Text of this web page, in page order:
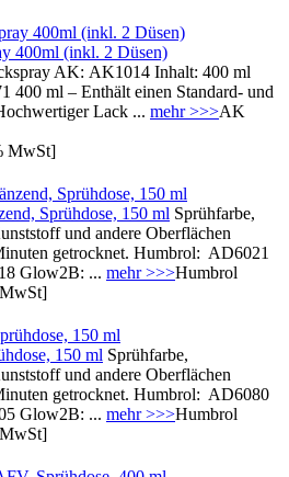
400ml (inkl. 2 Düsen)
AK: AK1014 Inhalt: 400 ml
400 ml – Enthält einen Standard- und
Lack ... mehr >>>AK
MwSt]
Sprühdose, 150 ml Sprühfarbe,
und andere Oberflächen
getrocknet. Humbrol: AD6021
Glow2B: ... mehr >>>Humbrol
150 ml Sprühfarbe,
und andere Oberflächen
getrocknet. Humbrol: AD6080
Glow2B: ... mehr >>>Humbrol